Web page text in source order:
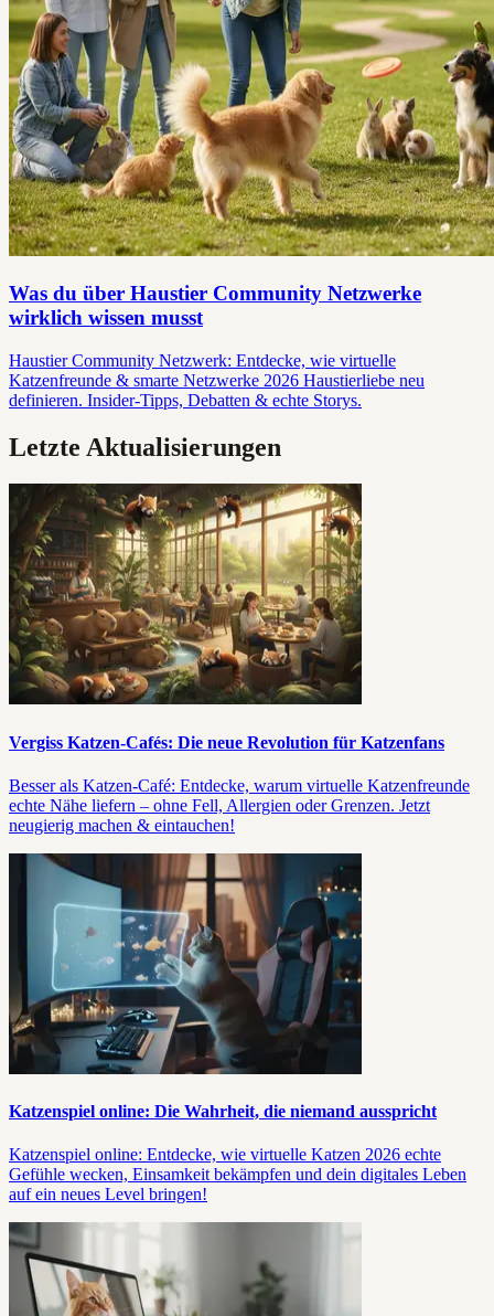
Was du über Haustier Community Netzwerke
wirklich wissen musst
Haustier Community Netzwerk: Entdecke, wie virtuelle
Katzenfreunde & smarte Netzwerke 2026 Haustierliebe neu
definieren. Insider-Tipps, Debatten & echte Storys.
Letzte Aktualisierungen
Vergiss Katzen-Cafés: Die neue Revolution für Katzenfans
Besser als Katzen-Café: Entdecke, warum virtuelle Katzenfreunde
echte Nähe liefern – ohne Fell, Allergien oder Grenzen. Jetzt
neugierig machen & eintauchen!
Katzenspiel online: Die Wahrheit, die niemand ausspricht
Katzenspiel online: Entdecke, wie virtuelle Katzen 2026 echte
Gefühle wecken, Einsamkeit bekämpfen und dein digitales Leben
auf ein neues Level bringen!